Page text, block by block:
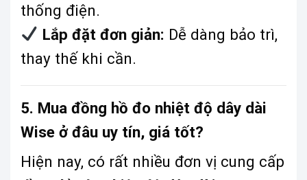
thống điện.
Lắp đặt đơn giản: Dễ dàng bảo trì,
thay thế khi cần.
5. Mua đồng hồ đo nhiệt độ dây dài
Wise ở đâu uy tín, giá tốt?
Hiện nay, có rất nhiều đơn vị cung cấp